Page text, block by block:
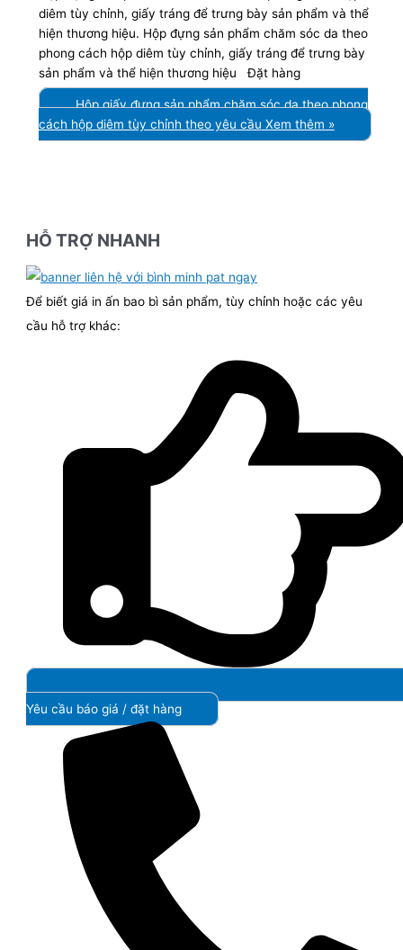
diêm tùy chỉnh, giấy tráng để trưng bày sản phẩm và thể
hiện thương hiệu. Hộp đựng sản phẩm chăm sóc da theo
phong cách hộp diêm tùy chỉnh, giấy tráng để trưng bày
sản phẩm và thể hiện thương hiệu Đặt hàng
Hộp giấy đựng sản phẩm chăm sóc da theo phong
cách hộp diêm tùy chỉnh theo yêu cầu Xem thêm »
HỖ TRỢ NHANH
Để biết giá in ấn bao bì sản phẩm, tùy chỉnh hoặc các yêu
cầu hỗ trợ khác:
Yêu cầu báo giá / đặt hàng